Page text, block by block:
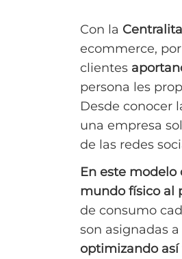
Con la
ecommerce,
clientes
persona les
Desde conocer
una empresa
de las redes
En este modelo
mundo físico al
de consumo
son asignadas
optimizando así